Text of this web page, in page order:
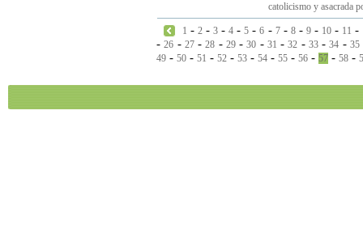
catolicismo y asacrada
1 -2 -3 -4 -5 -6 - 7- 8- 9- 10- 11 -
-26 - 27-28 - 29-30 - 31 -32 - 33-34 - 35
49 - 50 - 51 - 52 - 53 - 54 - 55 - 56 - 57 - 58 -